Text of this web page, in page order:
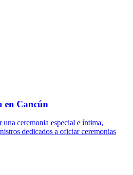
en Cancún
una ceremonia especial e íntima,
dedicados a oficiar ceremonias